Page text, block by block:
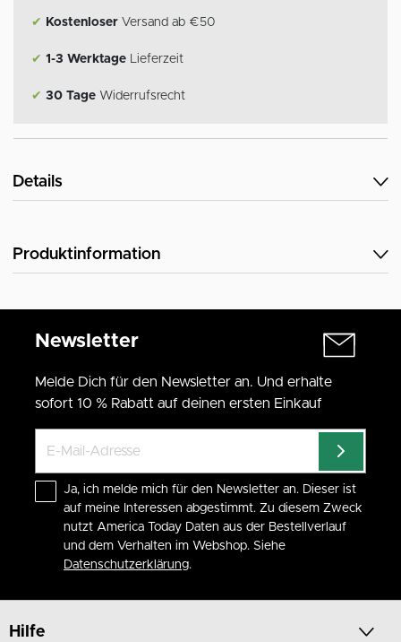
✔ Kostenloser Versand ab €50
✔ 1-3 Werktage Lieferzeit
✔ 30 Tage Widerrufsrecht
Details
Produktinformation
Newsletter
Melde Dich für den Newsletter an. Und erhalte
sofort 10 % Rabatt auf deinen ersten Einkauf
Ja, ich melde mich für den Newsletter an. Dieser ist
auf meine Interessen abgestimmt. Zu diesem Zweck
nutzt America Today Daten aus der Bestellverlauf
und dem Verhalten im Webshop. Siehe
Datenschutzerklärung.
Hilfe